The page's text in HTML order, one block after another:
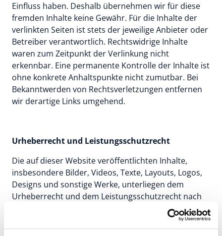
Einfluss haben. Deshalb übernehmen wir für diese
fremden Inhalte keine Gewähr. Für die Inhalte der
verlinkten Seiten ist stets der jeweilige Anbieter oder
Betreiber verantwortlich. Rechtswidrige Inhalte
waren zum Zeitpunkt der Verlinkung nicht
erkennbar. Eine permanente Kontrolle der Inhalte ist
ohne konkrete Anhaltspunkte nicht zumutbar. Bei
Bekanntwerden von Rechtsverletzungen entfernen
wir derartige Links umgehend.
Urheberrecht und Leistungsschutzrecht
Die auf dieser Website veröffentlichten Inhalte,
insbesondere Bilder, Videos, Texte, Layouts, Logos,
Designs und sonstige Werke, unterliegen dem
Urheberrecht und dem Leistungsschutzrecht nach
US-amerikanischem Recht sowie – soweit anwendbar
– nach deutschem und europäischem Recht.